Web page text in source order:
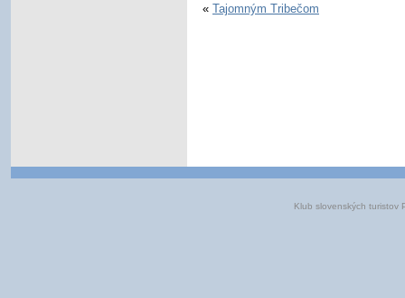
« Tajomným Tribečom
Klub slovenských